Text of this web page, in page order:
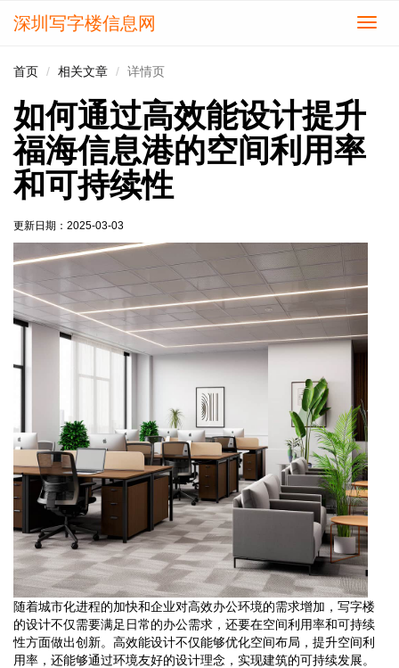
切
深圳写字楼信息网
首页 相关文章 详情页
如何通过高效能设计提升
福海信息港的空间利用率
和可持续性
更新日期： 2025-03-03
随着城市化进程的加快和企业对高效办公环境的需求增加，写字楼
的设计不仅需要满足日常的办公需求，还要在空间利用率和可持续
性方面做出创新。高效能设计不仅能够优化空间布局，提升空间利
用率，还能够通过环境友好的设计理念，实现建筑的可持续发展。